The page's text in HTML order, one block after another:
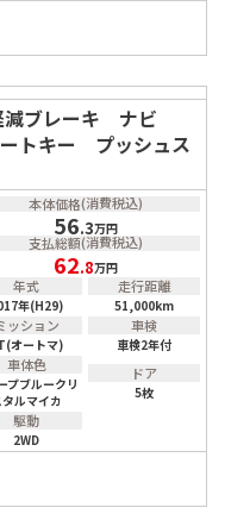
減ブレーキ ナビ
トキー プッシュス
本体価格(消費税込)
56.3万円
支払総額(消費税込)
62.8万円
年式
年(H29)
走行距離
51,000km
ッション
オートマ)
車検
車検2年付
車体色
プブルークリ
タルマイカ
ドア
5枚
駆動
2WD